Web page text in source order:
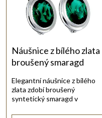
p
r
Abecedně
r
o
d
Náušnice z bílého zlata
broušený smaragd
Elegantní náušnice z bílého
zlata zdobí broušený
syntetický smaragd v